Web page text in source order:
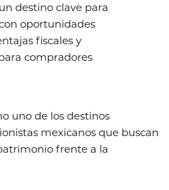
destino clave para
oportunidades
fiscales y
compradores
uno de los destinos
mexicanos que buscan
frente a la